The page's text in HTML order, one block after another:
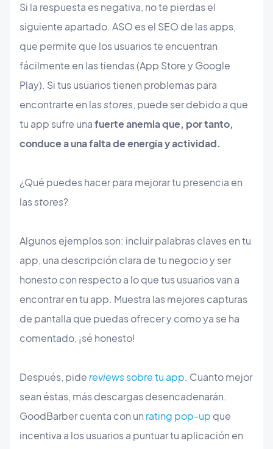
Si la respuesta es negativa, no te pierdas el
siguiente apartado. ASO es el SEO de las apps,
que permite que los usuarios te encuentran
fácilmente en las tiendas (App Store y Google
Play). Si tus usuarios tienen problemas para
encontrarte en lasstores, puede ser debido a que
tu app sufre unafuerte anemia que, por tanto,
conduce a una falta de energía y actividad.
¿Qué puedes hacer para mejorar tu presencia en
lasstores?
Algunos ejemplos son: incluir palabras claves en tu
app, una descripción clara de tu negocio y ser
honesto con respecto a lo que tus usuarios van a
encontrar en tu app. Muestra las mejores capturas
de pantalla que puedas ofrecer y como ya se ha
comentado, ¡sé honesto!
Después, pidereviewssobre tu app. Cuanto mejor
sean éstas, más descargas desencadenarán.
GoodBarber cuenta con un rating pop-up que
incentiva a los usuarios a puntuar tu aplicación en